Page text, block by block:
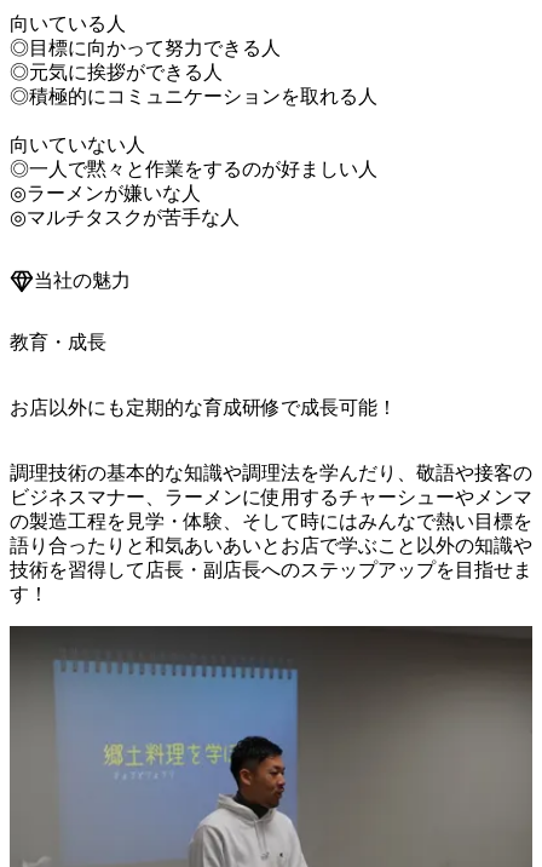
向いている人
◎目標に向かって努力できる人
◎元気に挨拶ができる人
◎積極的にコミュニケーションを取れる人
向いていない人
◎一人で黙々と作業をするのが好ましい人
◎ラーメンが嫌いな人
◎マルチタスクが苦手な人
当社の魅力
教育・成長
お店以外にも定期的な育成研修で成長可能！
調理技術の基本的な知識や調理法を学んだり、敬語や接客の
ビジネスマナー、ラーメンに使用するチャーシューやメンマ
の製造工程を見学・体験、そして時にはみんなで熱い目標を
語り合ったりと和気あいあいとお店で学ぶこと以外の知識や
技術を習得して店長・副店長へのステップアップを目指せま
す！